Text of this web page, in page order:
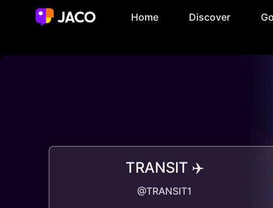
Home Discover
TRANSIT ✈️
@TRANSIT1